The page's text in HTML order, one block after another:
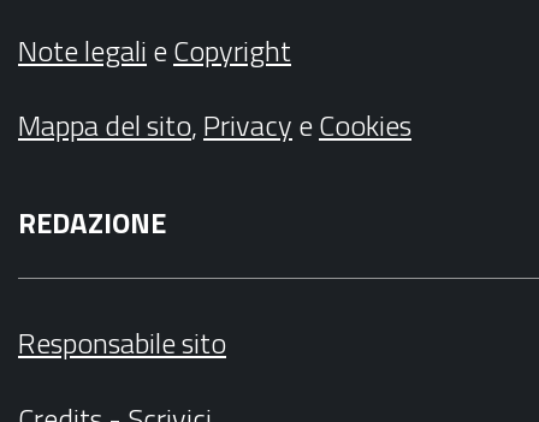
Note legalieCopyright
Mappa del sito,PrivacyeCookies
REDAZIONE
Responsabile sito